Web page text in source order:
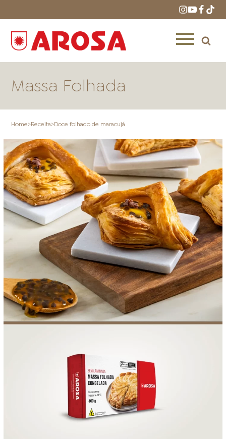
ONDE COMPRAR LOJAS AROSA
DISTRIBUIDORES E
REPRESENTANTES
FOOD SERVICE EMPRESA AGENDA DE CURSOS
ACESSO PARA PARCEIROS
Massa Folhada
Home>Receita>Doce folhado de maracujá